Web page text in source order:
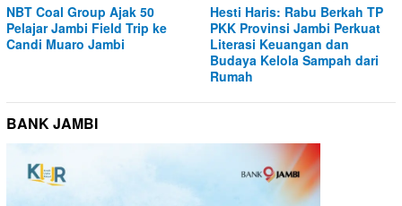
NBT Coal Group Ajak 50
Pelajar Jambi Field Trip ke
Candi Muaro Jambi
Hesti Haris: Rabu Berkah TP
PKK Provinsi Jambi Perkuat
Literasi Keuangan dan
Budaya Kelola Sampah dari
Rumah
BANK JAMBI